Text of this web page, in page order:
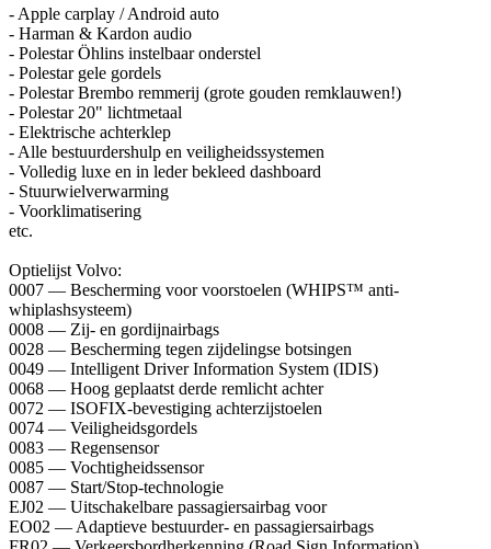
- Apple carplay / Android auto
- Harman & Kardon audio
- Polestar Öhlins instelbaar onderstel
- Polestar gele gordels
- Polestar Brembo remmerij (grote gouden remklauwen!)
- Polestar 20" lichtmetaal
- Elektrische achterklep
- Alle bestuurdershulp en veiligheidssystemen
- Volledig luxe en in leder bekleed dashboard
- Stuurwielverwarming
- Voorklimatisering
etc.
Optielijst Volvo:
0007 — Bescherming voor voorstoelen (WHIPS™ anti-
whiplashsysteem)
0008 — Zij- en gordijnairbags
0028 — Bescherming tegen zijdelingse botsingen
0049 — Intelligent Driver Information System (IDIS)
0068 — Hoog geplaatst derde remlicht achter
0072 — ISOFIX-bevestiging achterzijstoelen
0074 — Veiligheidsgordels
0083 — Regensensor
0085 — Vochtigheidssensor
0087 — Start/Stop-technologie
EJ02 — Uitschakelbare passagiersairbag voor
EO02 — Adaptieve bestuurder- en passagiersairbags